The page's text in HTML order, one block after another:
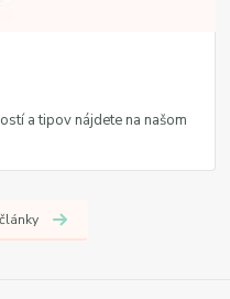
a tipov nájdete na našom